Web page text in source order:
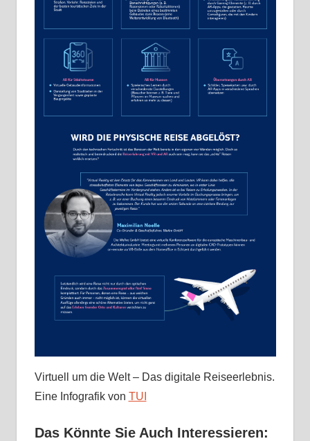
Virtuell um die Welt – Das digitale Reiseerlebnis.
Eine Infografik von TUI
Das Könnte Sie Auch Interessieren: